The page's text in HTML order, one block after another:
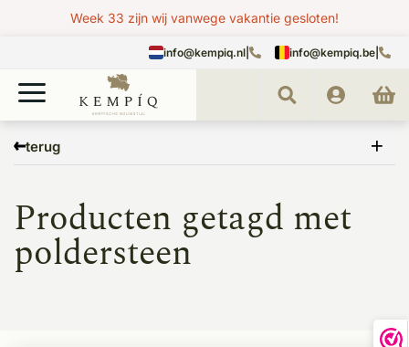
Week 33 zijn wij vanwege vakantie gesloten!
info@kempiq.nl info@kempiq.be
terug
poldersteen
Producten getagd met
poldersteen